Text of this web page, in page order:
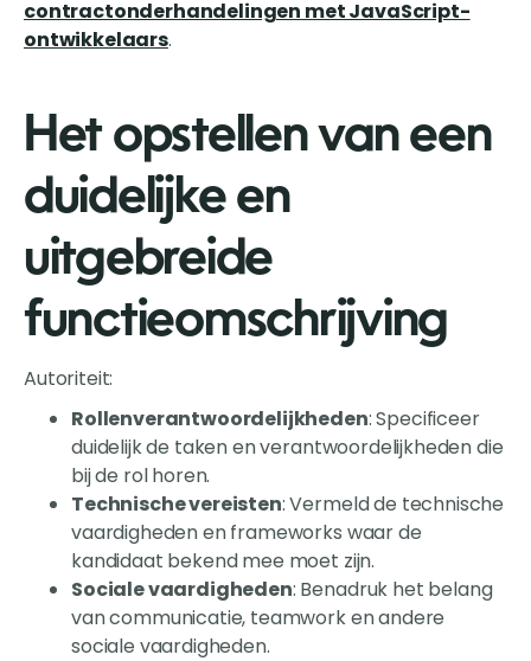
contractonderhandelingen met JavaScript-
ontwikkelaars.
Het opstellen van een
duidelijke en
uitgebreide
functieomschrijving
Autoriteit:
Rollenverantwoordelijkheden: Specificeer
duidelijk de taken en verantwoordelijkheden die
bij de rol horen.
Technische vereisten: Vermeld de technische
vaardigheden en frameworks waar de
kandidaat bekend mee moet zijn.
Sociale vaardigheden: Benadruk het belang
van communicatie, teamwork en andere
sociale vaardigheden.